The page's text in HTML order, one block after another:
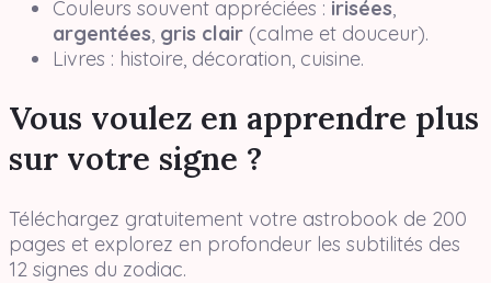
Couleurs souvent appréciées : irisées,
argentées, gris clair (calme et douceur).
Livres : histoire, décoration, cuisine.
Vous voulez en apprendre plus
sur votre signe ?
Téléchargez gratuitement votre astrobook de 200
pages et explorez en profondeur les subtilités des
12 signes du zodiac.